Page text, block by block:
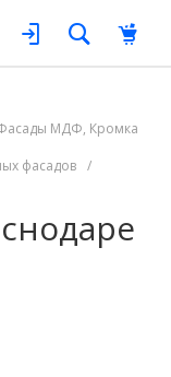
МДФ, Кромка
фасадов /